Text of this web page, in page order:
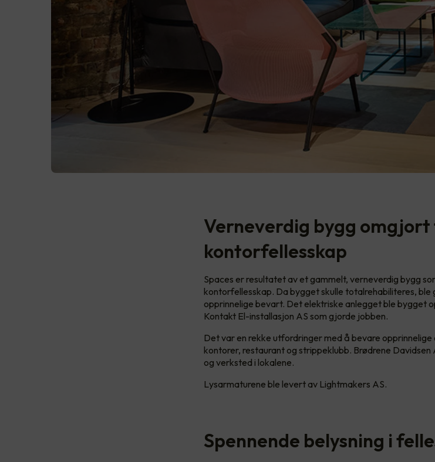
Verneverdig bygg omgjort
kontorfellesskap
Spaces er resultatet av et gammelt, verneverdig bygg
kontorfellesskap. Da bygget skulle totalrehabiliteres,
opprinnelige bevart. Det elektriske anlegget ble bygget
Kontakt El-installasjon AS som gjorde jobben.
Det var en rekke utfordringer med å bevare
kontorer, restaurant og strippeklubb. Brødrene
og verksted i lokalene.
Lysarmaturene ble levert av Lightmakers AS.
Spennende belysning i